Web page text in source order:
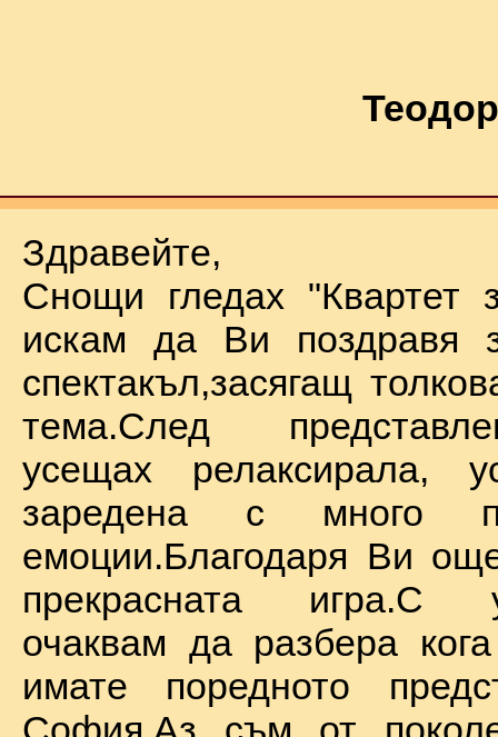
Здравейте,
Снощи гледах "Квартет
искам да Ви поздравя
спектакъл,засягащ
тема.След
усещах релаксирала,
заредена с много
емоции.Благодаря Ви
прекрасната игра.С
очаквам да разбера
имате поредното